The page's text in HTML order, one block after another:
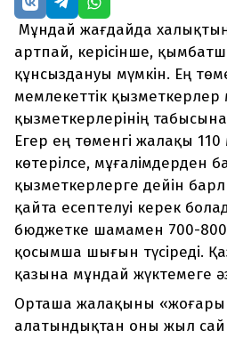
Мұндай жағдайда
артпай, керісінше,
құнсыздануы мүмкін. Ең
мемлекеттік қызметкерлер
қызметкерлерінің
Егер ең төменгі жалақы
көтерілсе, мұғалімдерден
қызметкерлерге дейін
қайта есептелуі керек
бюджетке шамамен 700-
қосымша шығын түсіреді.
қазына мұндай жүктемеге
Орташа жалақыны «жоғары
алатындықтан оны жыл